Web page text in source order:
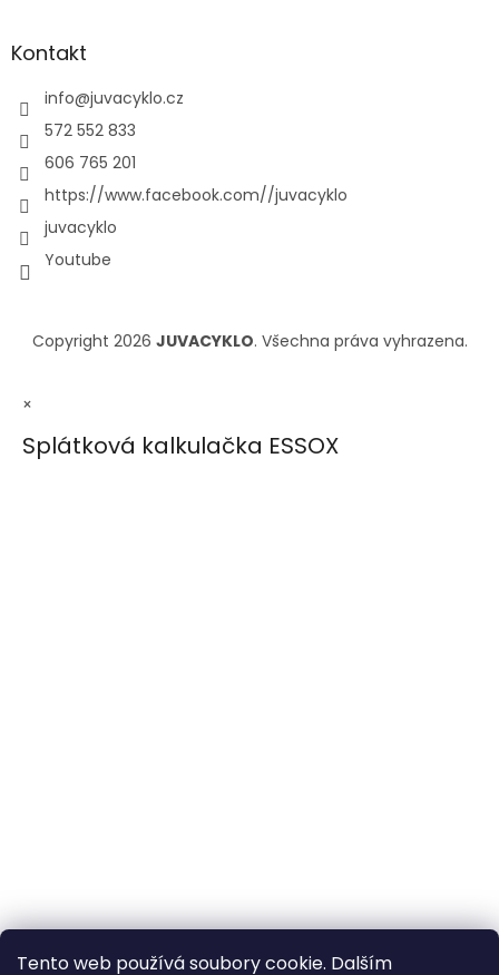
Tento web používá soubory cookie. Dalším
Kontakt
info@juvacyklo.cz
572 552 833
606 765 201
https://www.facebook.com//juvacyklo
juvacyklo
Youtube
Copyright 2026 JUVACYKLO. Všechna práva vyhrazena.
×
Splátková kalkulačka ESSOX